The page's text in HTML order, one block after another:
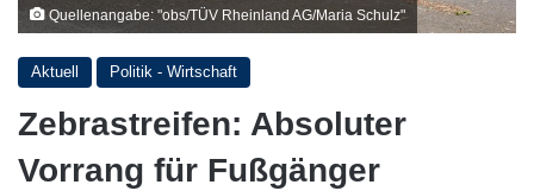
Quellenangabe: "obs/TÜV Rheinland AG/Maria Schulz"
Aktuell Politik - Wirtschaft
Zebrastreifen: Absoluter
Vorrang für Fußgänger